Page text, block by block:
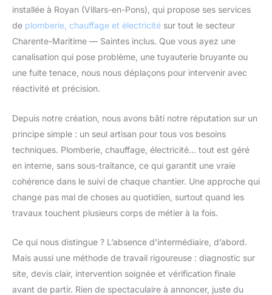
installée à Royan (Villars-en-Pons), qui propose ses services
de plomberie, chauffage et électricité sur tout le secteur
Charente-Maritime — Saintes inclus. Que vous ayez une
canalisation qui pose problème, une tuyauterie bruyante ou
une fuite tenace, nous nous déplaçons pour intervenir avec
réactivité et précision.
Depuis notre création, nous avons bâti notre réputation sur un
principe simple : un seul artisan pour tous vos besoins
techniques. Plomberie, chauffage, électricité… tout est géré
en interne, sans sous-traitance, ce qui garantit une vraie
cohérence dans le suivi de chaque chantier. Une approche qui
change pas mal de choses au quotidien, surtout quand les
travaux touchent plusieurs corps de métier à la fois.
Ce qui nous distingue ? L’absence d’intermédiaire, d’abord.
Mais aussi une méthode de travail rigoureuse : diagnostic sur
site, devis clair, intervention soignée et vérification finale
avant de partir. Rien de spectaculaire à annoncer, juste du